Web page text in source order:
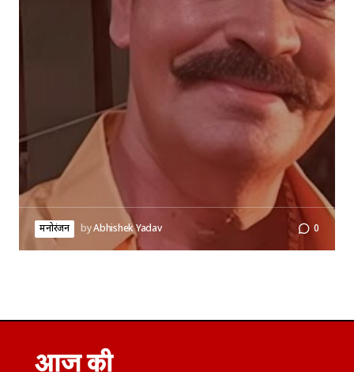
मनोरंजन byAbhishek Yadav 0